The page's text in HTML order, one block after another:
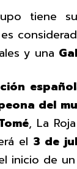
tiene
y una
del
, La
el 3 de
inicio de